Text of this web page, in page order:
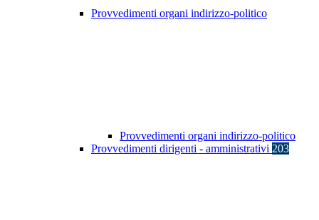
Provvedimenti organi indirizzo-politico
Provvedimenti organi indirizzo-politico
Provvedimenti dirigenti - amministrativi 203